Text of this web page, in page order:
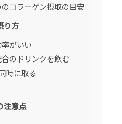
コラーゲン摂取の目安
り方
がいい
のドリンクを飲む
時に取る
注意点